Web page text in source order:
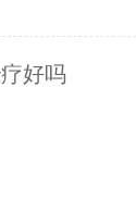
好吗